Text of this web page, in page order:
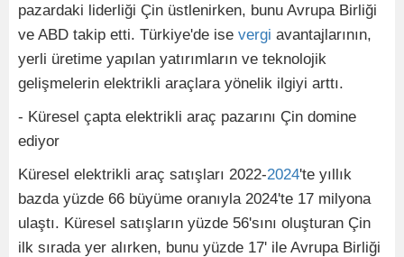
pazardaki liderliği Çin üstlenirken, bunu Avrupa Birliği
ve ABD takip etti. Türkiye'de ise vergi avantajlarının,
yerli üretime yapılan yatırımların ve teknolojik
gelişmelerin elektrikli araçlara yönelik ilgiyi arttı.
- Küresel çapta elektrikli araç pazarını Çin domine
ediyor
Küresel elektrikli araç satışları 2022-2024'te yıllık
bazda yüzde 66 büyüme oranıyla 2024'te 17 milyona
ulaştı. Küresel satışların yüzde 56'sını oluşturan Çin
ilk sırada yer alırken, bunu yüzde 17' ile Avrupa Birliği